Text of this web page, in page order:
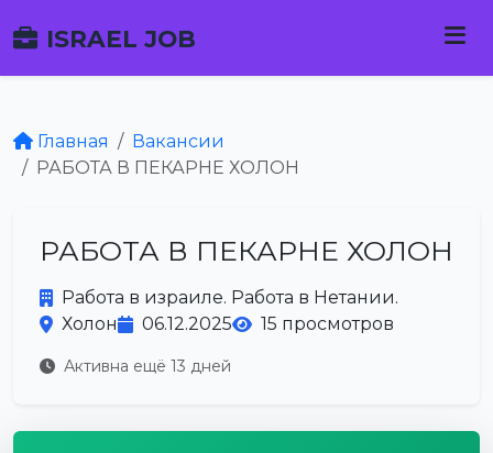
ISRAEL JOB
Главная
Вакансии
РАБОТА В ПЕКАРНЕ ХОЛОН
РАБОТА В ПЕКАРНЕ ХОЛОН
Работа в израиле. Работа в Нетании.
Холон
06.12.2025 15 просмотров
Активна ещё 13 дней